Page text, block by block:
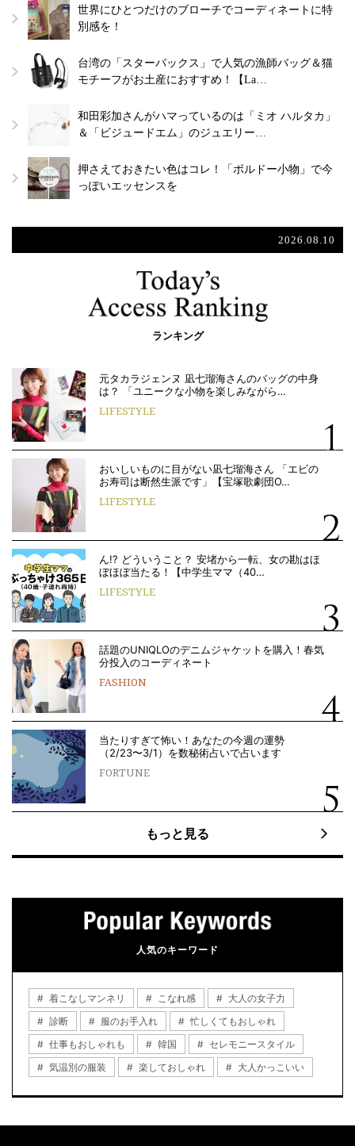
世界にひとつだけのブローチでコーディネートに特
別感を！
台湾の「スターバックス」で人気の漁師バッグ＆猫
モチーフがお土産におすすめ！【La…
和田彩加さんがハマっているのは「ミオ ハルタカ」
＆「ビジュードエム」のジュエリー…
押さえておきたい色はコレ！「ボルドー小物」で今
っぽいエッセンスを
2026.08.10
ランキング
元タカラジェンヌ 凪七瑠海さんのバッグの中身
は？ 「ユニークな小物を楽しみながら…
LIFESTYLE
おいしいものに目がない凪七瑠海さん 「エビの
お寿司は断然生派です」【宝塚歌劇団O…
LIFESTYLE
ん!? どういうこと？ 安堵から一転、女の勘はほ
ぼほぼ当たる！【中学生ママ（40…
LIFESTYLE
話題のUNIQLOのデニムジャケットを購入！春気
分投入のコーディネート
FASHION
当たりすぎて怖い！あなたの今週の運勢
（2/23〜3/1）を数秘術占いで占います
FORTUNE
もっと見る
人気のキーワード
着こなしマンネリ こなれ感
大人の女子力
診断
服のお手入れ
忙しくてもおしゃれ
仕事もおしゃれも
韓国
セレモニースタイル
気温別の服装
楽しておしゃれ 大人かっこいい